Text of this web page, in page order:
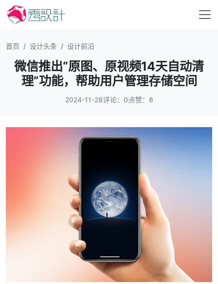
首页 设计头条 设计前沿
微信推出“原图、原视频14天自动清
理”功能，帮助用户管理存储空间
2024-11-28评论：0 点赞：8